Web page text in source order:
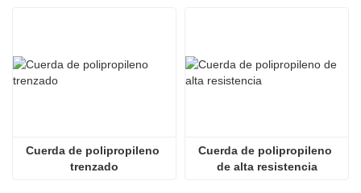
Cuerda de polipropileno
trenzado
Cuerda de polipropileno
de alta resistencia